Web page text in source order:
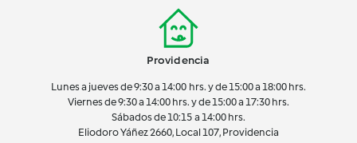
Providencia
Lunes a jueves de 9:30 a 14:00 hrs. y de 15:00 a 18:00 hrs.
Viernes de 9:30 a 14:00 hrs. y de 15:00 a 17:30 hrs.
Sábados de 10:15 a 14:00 hrs.
Eliodoro Yáñez 2660, Local 107, Providencia